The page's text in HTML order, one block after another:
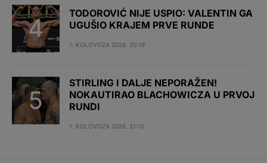
TODOROVIĆ NIJE USPIO: VALENTIN GA
UGUŠIO KRAJEM PRVE RUNDE
1. KOLOVOZA 2026. 20:19
STIRLING I DALJE NEPORAŽEN!
NOKAUTIRAO BLACHOWICZA U PRVOJ
RUNDI
1. KOLOVOZA 2026. 21:10